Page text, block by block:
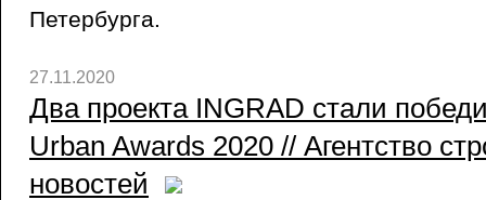
Петербурга.
27.11.2020
Два проекта INGRAD стали
Urban Awards 2020 // Агентство
новостей